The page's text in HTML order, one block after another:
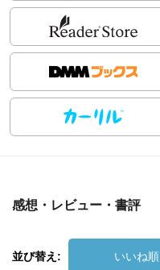
感想・レビュー・書評
並び替え: いいね順